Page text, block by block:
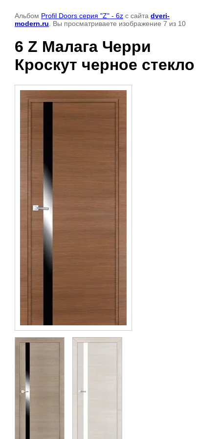
Альбом Profil Doors серия "Z" - 6z с сайта dveri-
modern.ru . Вы просматриваете изображение 7 из 10
6 Z Малага Черри
Кроскут черное стекло